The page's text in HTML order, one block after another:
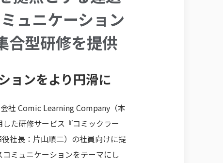
ュニケーション
合型研修を提供
ョンをより円滑に
社 Comic Learning Company（本
た研修サービス『コミックラー
社長：片山順二）の社員向けに提
ミュニケーションをテーマにし